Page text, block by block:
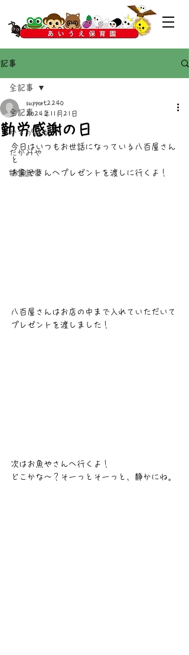
記事
全記事
かすがばる
たかみや
特集記事
全記事
勤労感謝の日
support2240
2024年11月21日
今日はいつもお世話になっている八百屋さん
と
お魚やさんへプレゼントを渡しに行くよ！
八百屋さんはお店の中まで入れていただいて
プレゼントを渡しました！
次はお魚やさんへ行くよ！
どこかな〜？そーっとそーっと、静かにね。